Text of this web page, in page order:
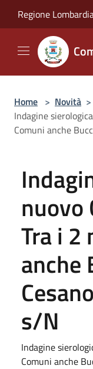
Regione
Home > Novità >
Indagine
Comuni anche
nuovo
Tra i 2
anche
s/N
Indagine
Comuni anche